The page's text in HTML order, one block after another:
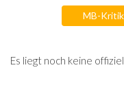
MB-Kritik
Es liegt noch keine